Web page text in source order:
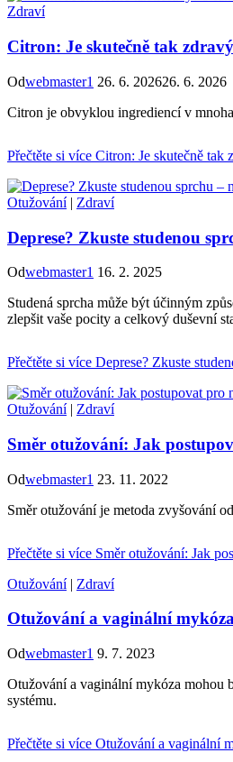
Zdraví
Citron: Je skutečně tak
Odwebmaster1 26. 6. 202626. 6. 2026
Citron je obvyklou ingrediencí v
Přečtěte si více Citron: Je skutečně tak
Otužování| Zdraví
Deprese? Zkuste studenou
Odwebmaster1 16. 2. 2025
Studená sprcha může být účinným
zlepšit vaše pocity a celkový duševní
Přečtěte si více Deprese? Zkuste
Otužování| Zdraví
Směr otužování: Jak
Odwebmaster1 23. 11. 2022
Směr otužování je metoda zvyšování
Přečtěte si více Směr otužování: Jak
Otužování| Zdraví
Otužování a vaginální
Odwebmaster1 9. 7. 2023
Otužování a vaginální mykóza mohou
systému.
Přečtěte si více Otužování a vaginální